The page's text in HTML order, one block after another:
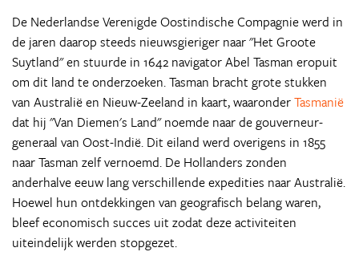
De Nederlandse Verenigde Oostindische Compagnie werd in
de jaren daarop steeds nieuwsgieriger naar "Het Groote
Suytland" en stuurde in 1642 navigator Abel Tasman eropuit
om dit land te onderzoeken. Tasman bracht grote stukken
van Australië en Nieuw-Zeeland in kaart, waaronderTasmanië
dat hij "Van Diemen's Land" noemde naar de gouverneur-
generaal van Oost-Indië. Dit eiland werd overigens in 1855
naar Tasman zelf vernoemd. De Hollanders zonden
anderhalve eeuw lang verschillende expedities naar Australië.
Hoewel hun ontdekkingen van geografisch belang waren,
bleef economisch succes uit zodat deze activiteiten
uiteindelijk werden stopgezet.